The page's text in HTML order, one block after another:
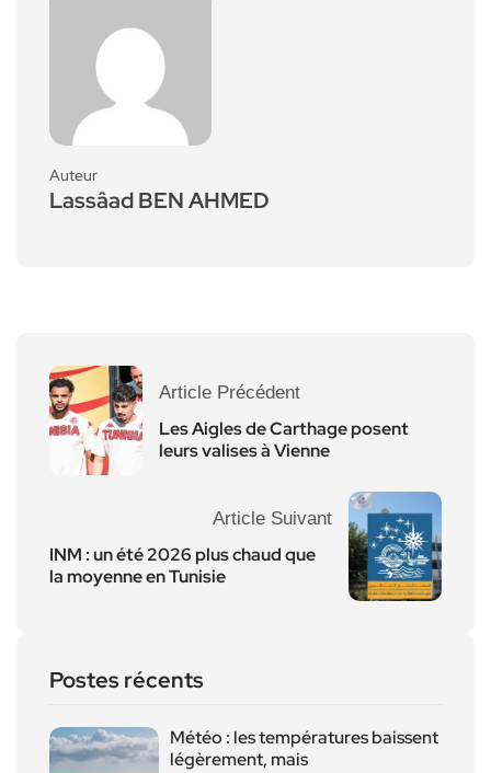
Auteur
Lassâad BEN AHMED
Article Précédent
Les Aigles de Carthage posent
leurs valises à Vienne
Article Suivant
INM : un été 2026 plus chaud que
la moyenne en Tunisie
Postes récents
Météo : les températures baissent
légèrement, mais